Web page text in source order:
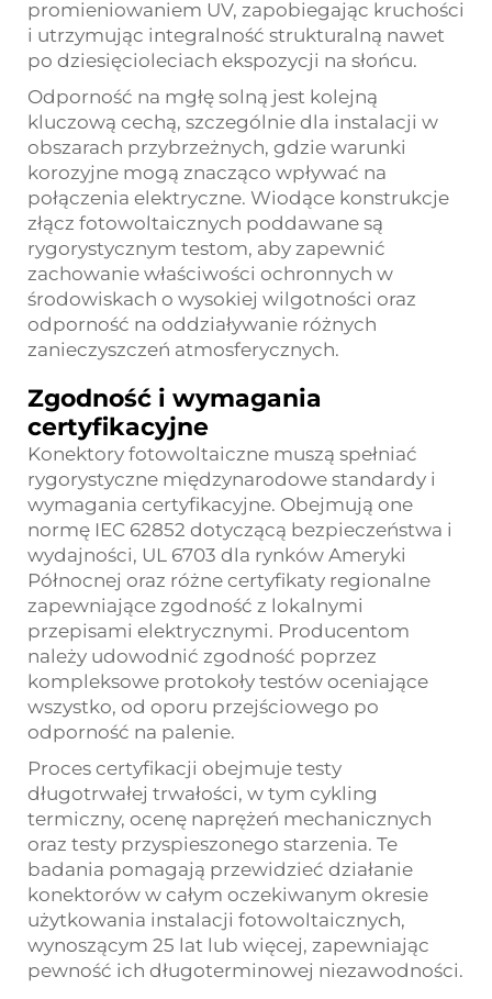
promieniowaniem UV, zapobiegając kruchości
i utrzymując integralność strukturalną nawet
po dziesięcioleciach ekspozycji na słońcu.
Odporność na mgłę solną jest kolejną
kluczową cechą, szczególnie dla instalacji w
obszarach przybrzeżnych, gdzie warunki
korozyjne mogą znacząco wpływać na
połączenia elektryczne. Wiodące konstrukcje
złącz fotowoltaicznych poddawane są
rygorystycznym testom, aby zapewnić
zachowanie właściwości ochronnych w
środowiskach o wysokiej wilgotności oraz
odporność na oddziaływanie różnych
zanieczyszczeń atmosferycznych.
Zgodność i wymagania
certyfikacyjne
Konektory fotowoltaiczne muszą spełniać
rygorystyczne międzynarodowe standardy i
wymagania certyfikacyjne. Obejmują one
normę IEC 62852 dotyczącą bezpieczeństwa i
wydajności, UL 6703 dla rynków Ameryki
Północnej oraz różne certyfikaty regionalne
zapewniające zgodność z lokalnymi
przepisami elektrycznymi. Producentom
należy udowodnić zgodność poprzez
kompleksowe protokoły testów oceniające
wszystko, od oporu przejściowego po
odporność na palenie.
Proces certyfikacji obejmuje testy
długotrwałej trwałości, w tym cykling
termiczny, ocenę naprężeń mechanicznych
oraz testy przyspieszonego starzenia. Te
badania pomagają przewidzieć działanie
konektorów w całym oczekiwanym okresie
użytkowania instalacji fotowoltaicznych,
wynoszącym 25 lat lub więcej, zapewniając
pewność ich długoterminowej niezawodności.